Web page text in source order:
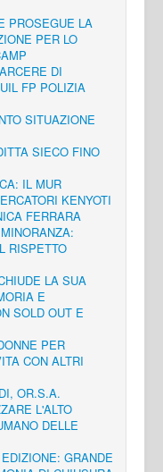
PROSEGUE LA
PER LO
DI
FP POLIZIA
SITUAZIONE
SIECO FINO
IL MUR
KENYOTI
FERRARA
RISPETTO
LA SUA
E
SOLD OUT E
PER
CON ALTRI
OR.S.A.
L'ALTO
DELLE
GRANDE